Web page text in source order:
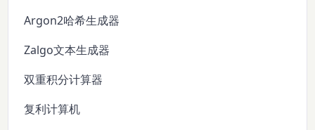
Argon2哈希生成器
Zalgo文本生成器
双重积分计算器
复利计算机